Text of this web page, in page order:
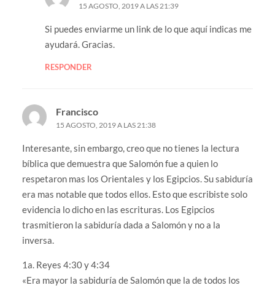
15 AGOSTO, 2019 A LAS 21:39
Si puedes enviarme un link de lo que aquí indicas me
ayudará. Gracias.
RESPONDER
Francisco
15 AGOSTO, 2019 A LAS 21:38
Interesante, sin embargo, creo que no tienes la lectura
bíblica que demuestra que Salomón fue a quien lo
respetaron mas los Orientales y los Egipcios. Su sabiduría
era mas notable que todos ellos. Esto que escribiste solo
evidencia lo dicho en las escrituras. Los Egipcios
trasmitieron la sabiduría dada a Salomón y no a la
inversa.
1a. Reyes 4:30 y 4:34
«Era mayor la sabiduría de Salomón que la de todos los